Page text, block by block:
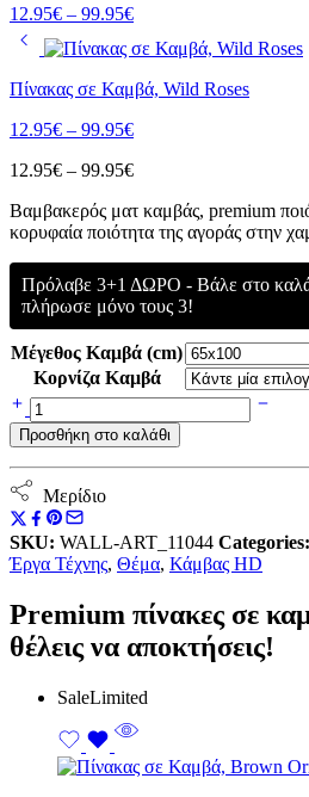
12.95€ – 99.95€Price
12.95€
through
99.95€
Πίνακας σε Καμβά, Wild Roses
12.95€ – 99.95€Price
12.95€
99.95€
12.95€ – 99.95€Price
12.95€
through
Bαμβακερός ματ καμβάς, premium
κορυφαία ποιότητα της αγοράς στην
Πρόλαβε 3+1 ΔΩΡΟ - Βάλε στο
πλήρωσε μόνο τους 3!
Μέγεθος Καμβά (cm)
Κορνίζα Καμβά
Πίνακας
σε
Καμβά,
Abstact
Squares
ποσότητα
Προσθήκη στο καλάθι
Μερίδιο
SKU: WALL-ART_11044 Categories:
Έργα Τέχνης, Θέμα, Κάμβας HD
Premium πίνακες σε
θέλεις να αποκτήσεις!
SaleLimited